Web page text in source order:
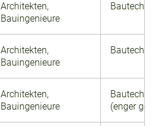
Architekten,
Bauingenieure
Architekten,
Bauingenieure
Architekten,
Bauingenieure
(enger